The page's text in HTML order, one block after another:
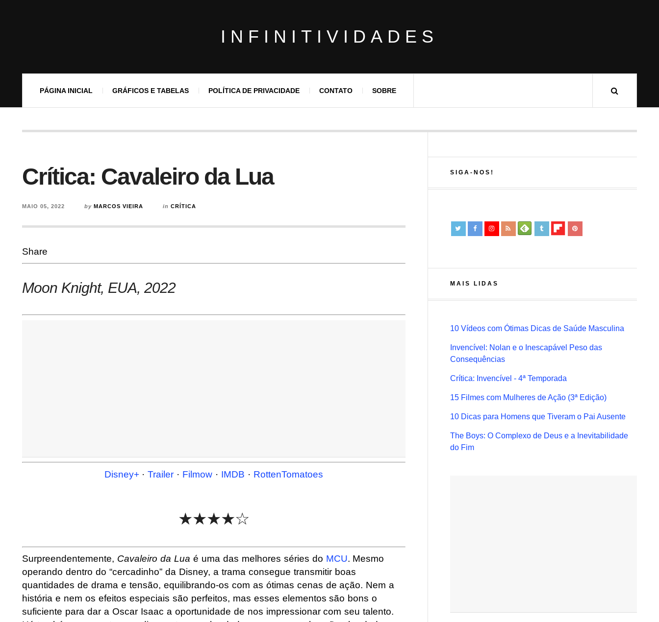
INFINITIVIDADES
PÁGINA INICIAL GRÁFICOS E TABELAS POLÍTICA DE PRIVACIDADE CONTATO SOBRE
Crítica: Cavaleiro da Lua
MAIO 05, 2022 by MARCOS VIEIRA in CRÍTICA
Share
Moon Knight, EUA, 2022
Disney+·Trailer · Filmow · IMDB · RottenTomatoes
★★★★☆
Surpreendentemente, Cavaleiro da Lua é uma das melhores séries do MCU. Mesmo
operando dentro do “cercadinho” da Disney, a trama consegue transmitir boas
quantidades de drama e tensão, equilibrando-os com as ótimas cenas de ação. Nem a
história e nem os efeitos especiais são perfeitos, mas esses elementos são bons o
suficiente para dar a Oscar Isaac a oportunidade de nos impressionar com seu talento.
SIGA-NOS!
MAIS LIDAS
10 Vídeos com Ótimas Dicas de Saúde Masculina
Invencível: Nolan e o Inescapável Peso das
Consequências
Crítica: Invencível - 4ª Temporada
15 Filmes com Mulheres de Ação (3ª Edição)
10 Dicas para Homens que Tiveram o Pai Ausente
The Boys: O Complexo de Deus e a Inevitabilidade
do Fim